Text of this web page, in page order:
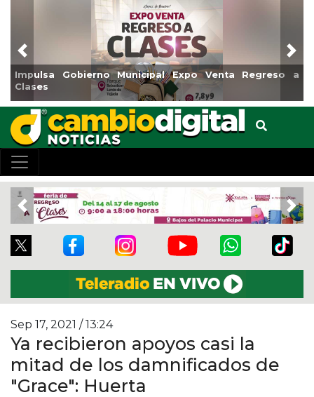
Gobierno Municipal Expo Venta Regreso a
Previous
Previous
Sep 17, 2021 / 13:24
Ya recibieron apoyos casi la
mitad de los damnificados de
"Grace": Huerta